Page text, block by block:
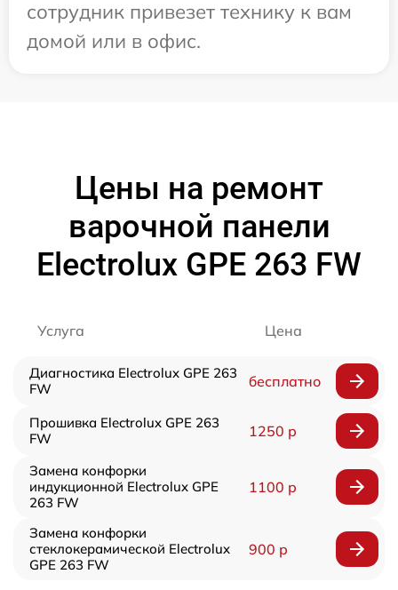
сотрудник привезет технику к вам
домой или в офис.
Цены на ремонт
варочной панели
Electrolux GPE 263 FW
Услуга Цена
Диагностика Electrolux GPE 263
FW
бесплатно
Прошивка Electrolux GPE 263
FW
1250 р
Замена конфорки
индукционной Electrolux GPE
263 FW
1100 р
Замена конфорки
стеклокерамической Electrolux
GPE 263 FW
900 р